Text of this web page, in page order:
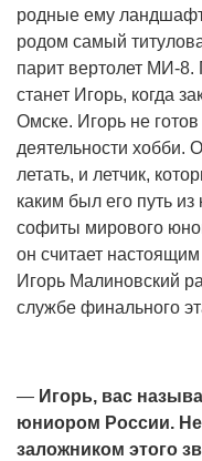
родные ему
родом самый
парит вертолет МИ-8.
станет Игорь, когда
Омске. Игорь не
деятельности хобби.
летать, и летчик,
каким был его путь
софиты мирового
он считает
Игорь Малиновский
службе финального
— Игорь, вас
юниором России.
заложником этого